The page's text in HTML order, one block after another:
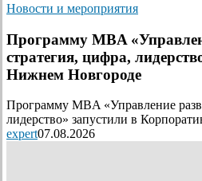
Новости и мероприятия
Программу MBA
стратегия, цифра,
Нижнем Новгороде
Программу MBA «Управление
лидерство» запустили в
expert07.08.2026